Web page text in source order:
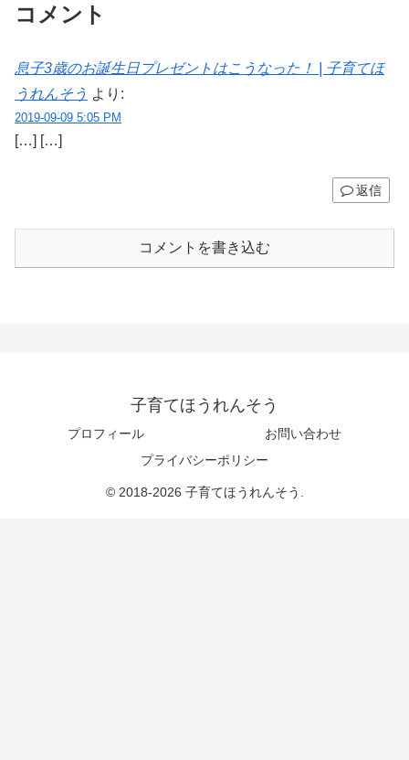
コメント
息子3歳のお誕生日プレゼントはこうなった！ | 子育てほ
うれんそう より:
2019-09-09 5:05 PM
[…] […]
返信
コメントを書き込む
子育てほうれんそう
プロフィール
お問い合わせ
プライバシーポリシー
© 2018-2026 子育てほうれんそう.